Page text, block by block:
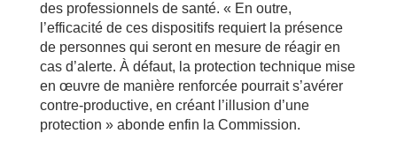
des professionnels de santé. « En outre,
l’efficacité de ces dispositifs requiert la présence
de personnes qui seront en mesure de réagir en
cas d’alerte. À défaut, la protection technique mise
en œuvre de manière renforcée pourrait s’avérer
contre-productive, en créant l’illusion d’une
protection » abonde enfin la Commission.